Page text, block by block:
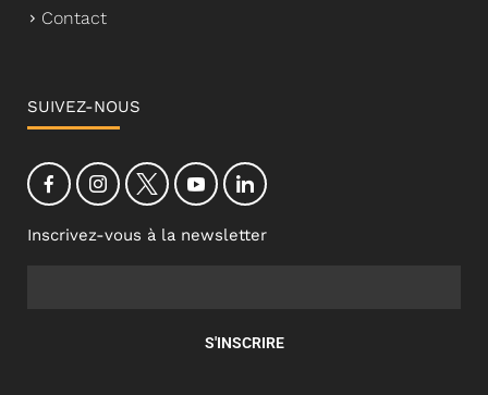
Contact
SUIVEZ-NOUS
Inscrivez-vous à la newsletter
S'INSCRIRE